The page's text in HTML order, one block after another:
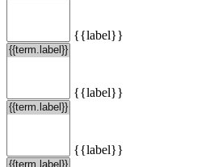
{{label}}
{{label}}
{{label}}